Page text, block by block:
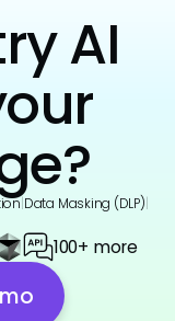
AI
|Data Masking (DLP)|
100+ more